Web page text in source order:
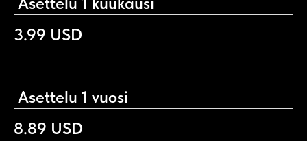
3.99 USD
Asettelu 1 vuosi
8.89 USD